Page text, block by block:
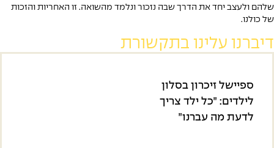
יחד את הדרך שבה נזכור ונלמד מהשואה. זו האחריות והזכות
עלינו בתקשורת
זיכרון בסלון
״כל ילד צריך
מה עברנו״